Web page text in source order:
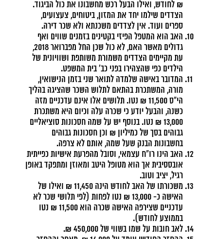
₪ לחודש, ואילו הבעל רכש מחשבונו את כול הביגוד.
הצדדים שילמו יחד את המזון, ביטוחים, צעצועים,
ספרים ועוד. אין לצדדים משכנתא ולא שכר דירה.
האב הוא המטפל הפיזי בקטינים בזמנים שווים ואף
גדולים מאשר האם, לא כול שכן החל מפברואר 2018,
עת מקיימים הצדדים משמורת משותפת ושוויונית של
הילדים כפי שהצהירו בפני כב' בית המשפט.
המדובר באישה שלמדה לתואר שני בזמן הנישואין,
מורה, המשתכרת בהתאם לתלוש השכר שהציגה בהליך
הי"ס 11,500 ₪ נטו. תלושים אלו אינם עדכניים מזה
כשנה, והבעל יודע כי שכרה עלה וכיום היא משתכרת
13,000 ₪ נטו. בנוסף יש על שמה חסכונות סוציאליים
גבוהים בסך של כמיליון ₪ וכן חסכונות גבוהים
בחשבונות הבנק שעל שמה, אותם לא צרפה.
האב הינו רו"ח עצמאי, וסובל מהפרעת אישיות כפייתית
אובססיבית אך הוא מטופל היטב ומאוזן ומתפקד באופן
רגיל, יציב וטוב.
משכורתו של האב לחודש הינה 11,450 ₪ ואילו של
האישה כ- 13,000 ₪ נטו לפחות (לפי תלושי שכר לא
עדכניים שצירפה האישה שכרה הוא 11,500 ₪ נטו
בממוצע לחודש).
לאב חובות על שמו בשווי של 450,000 ₪.